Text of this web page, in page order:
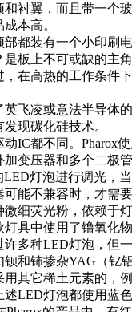
和衬翼，而且带一个
本高。
都装有一个小印刷
板上不可或缺的主
在高热的工作条件
飞凌或意法半导体
现碳化硅技术。
IC都不同。Pharox
加变压器和多个二极
LED灯泡进行调光，
能不兼容时，才需
细荧光粉，依赖于
具中使用了镥氧化
许多种LED灯泡，但
钡和铈掺杂YAG（钇
其它稀土元素的，例
LED灯泡都使用蓝